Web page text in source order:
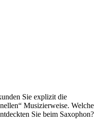
Sie explizit die
Musizierweise. Welche
Sie beim Saxophon?